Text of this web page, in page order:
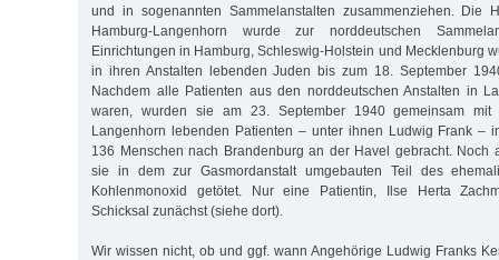
und in sogenannten Sammelanstalten zusammenziehen. Die
Hamburg-Langenhorn wurde zur norddeutschen
Einrichtungen in Hamburg, Schleswig-Holstein und Mecklenburg
in ihren Anstalten lebenden Juden bis zum 18. September
Nachdem alle Patienten aus den norddeutschen Anstalten in
waren, wurden sie am 23. September 1940 gemeinsam
Langenhorn lebenden Patienten – unter ihnen Ludwig Frank –
136 Menschen nach Brandenburg an der Havel gebracht. Noch
sie in dem zur Gasmordanstalt umgebauten Teil des
Kohlenmonoxid getötet. Nur eine Patientin, Ilse Herta
Schicksal zunächst (siehe dort).
Wir wissen nicht, ob und ggf. wann Angehörige Ludwig Franks